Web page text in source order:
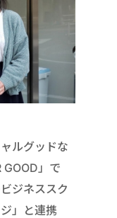
ルグッドな
GOOD」で
ジネススク
」と連携